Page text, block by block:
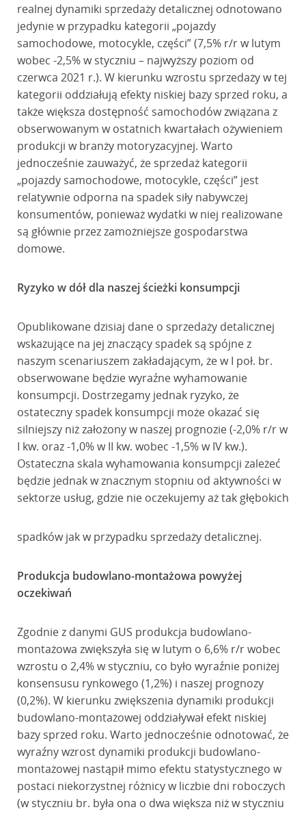
realnej dynamiki sprzedaży detalicznej odnotowano
jedynie w przypadku kategorii „pojazdy
samochodowe, motocykle, części” (7,5% r/r w lutym
wobec -2,5% w styczniu – najwyższy poziom od
czerwca 2021 r.). W kierunku wzrostu sprzedaży w tej
kategorii oddziałują efekty niskiej bazy sprzed roku, a
także większa dostępność samochodów związana z
obserwowanym w ostatnich kwartałach ożywieniem
produkcji w branży motoryzacyjnej. Warto
jednocześnie zauważyć, że sprzedaż kategorii
„pojazdy samochodowe, motocykle, części” jest
relatywnie odporna na spadek siły nabywczej
konsumentów, ponieważ wydatki w niej realizowane
są głównie przez zamożniejsze gospodarstwa
domowe.
Ryzyko w dół dla naszej ścieżki konsumpcji
Opublikowane dzisiaj dane o sprzedaży detalicznej
wskazujące na jej znaczący spadek są spójne z
naszym scenariuszem zakładającym, że w I poł. br.
obserwowane będzie wyraźne wyhamowanie
konsumpcji. Dostrzegamy jednak ryzyko, że
ostateczny spadek konsumpcji może okazać się
silniejszy niż założony w naszej prognozie (-2,0% r/r w
I kw. oraz -1,0% w II kw. wobec -1,5% w IV kw.).
Ostateczna skala wyhamowania konsumpcji zależeć
będzie jednak w znacznym stopniu od aktywności w
sektorze usług, gdzie nie oczekujemy aż tak głębokich
spadków jak w przypadku sprzedaży detalicznej.
Produkcja budowlano-montażowa powyżej
oczekiwań
Zgodnie z danymi GUS produkcja budowlano-
montażowa zwiększyła się w lutym o 6,6% r/r wobec
wzrostu o 2,4% w styczniu, co było wyraźnie poniżej
konsensusu rynkowego (1,2%) i naszej prognozy
(0,2%). W kierunku zwiększenia dynamiki produkcji
budowlano-montażowej oddziaływał efekt niskiej
bazy sprzed roku. Warto jednocześnie odnotować, że
wyraźny wzrost dynamiki produkcji budowlano-
montażowej nastąpił mimo efektu statystycznego w
postaci niekorzystnej różnicy w liczbie dni roboczych
(w styczniu br. była ona o dwa większa niż w styczniu